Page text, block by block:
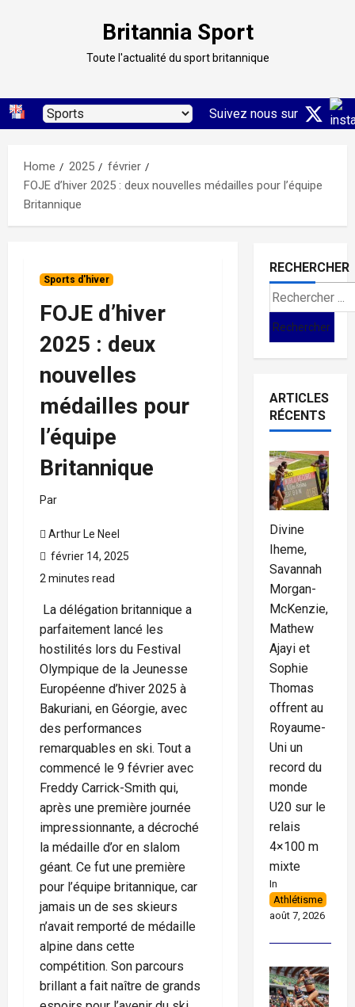
Britannia Sport
Toute l'actualité du sport britannique
Suivez nous sur
Home 2025
février
FOJE d’hiver 2025 : deux nouvelles médailles pour l’équipe
Britannique
Sports d'hiver
FOJE d’hiver
2025 : deux
nouvelles
médailles pour
l’équipe
Britannique
Par
Arthur Le Neel
février 14, 2025
2 minutes read
La délégation britannique a
parfaitement lancé les
hostilités lors du Festival
Olympique de la Jeunesse
Européenne d’hiver 2025 à
Bakuriani, en Géorgie, avec
des performances
remarquables en ski. Tout a
commencé le 9 février avec
Freddy Carrick-Smith qui,
après une première journée
impressionnante, a décroché
la médaille d’or en slalom
géant. Ce fut une première
pour l’équipe britannique, car
jamais un de ses skieurs
n’avait remporté de médaille
alpine dans cette
compétition. Son parcours
brillant a fait naître de grands
RECHERCHER
Search
for:
ARTICLES
RÉCENTS
Divine
Iheme,
Savannah
Morgan-
McKenzie,
Mathew
Ajayi et
Sophie
Thomas
offrent au
Royaume-
Uni un
record du
monde
U20 sur le
relais
4×100 m
mixte
In
Athlétisme
août 7, 2026